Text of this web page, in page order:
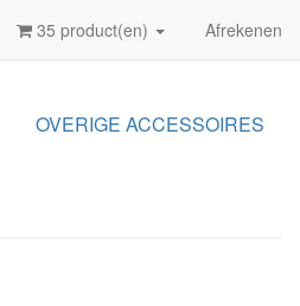
35 product(en) Afrekenen
OVERIGE ACCESSOIRES